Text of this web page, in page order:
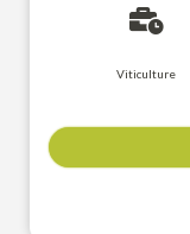
Viticulture